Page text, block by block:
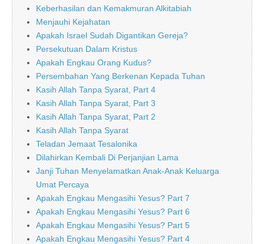
Keberhasilan dan Kemakmuran Alkitabiah
Menjauhi Kejahatan
Apakah Israel Sudah Digantikan Gereja?
Persekutuan Dalam Kristus
Apakah Engkau Orang Kudus?
Persembahan Yang Berkenan Kepada Tuhan
Kasih Allah Tanpa Syarat, Part 4
Kasih Allah Tanpa Syarat, Part 3
Kasih Allah Tanpa Syarat, Part 2
Kasih Allah Tanpa Syarat
Teladan Jemaat Tesalonika
Dilahirkan Kembali Di Perjanjian Lama
Janji Tuhan Menyelamatkan Anak-Anak Keluarga
Umat Percaya
Apakah Engkau Mengasihi Yesus? Part 7
Apakah Engkau Mengasihi Yesus? Part 6
Apakah Engkau Mengasihi Yesus? Part 5
Apakah Engkau Mengasihi Yesus? Part 4